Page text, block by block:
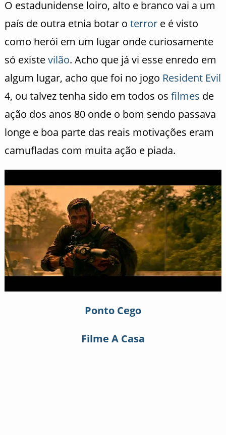
O estadunidense loiro, alto e branco vai a um
país de outra etnia botar o terrore é visto
como herói em um lugar onde curiosamente
só existevilão. Acho que já vi esse enredo em
algum lugar, acho que foi no jogo Resident Evil
4, ou talvez tenha sido em todos os filmes de
ação dos anos 80 onde o bom sendo passava
longe e boa parte das reais motivações eram
camufladas com muita ação e piada.
Ponto Cego
Filme A Casa